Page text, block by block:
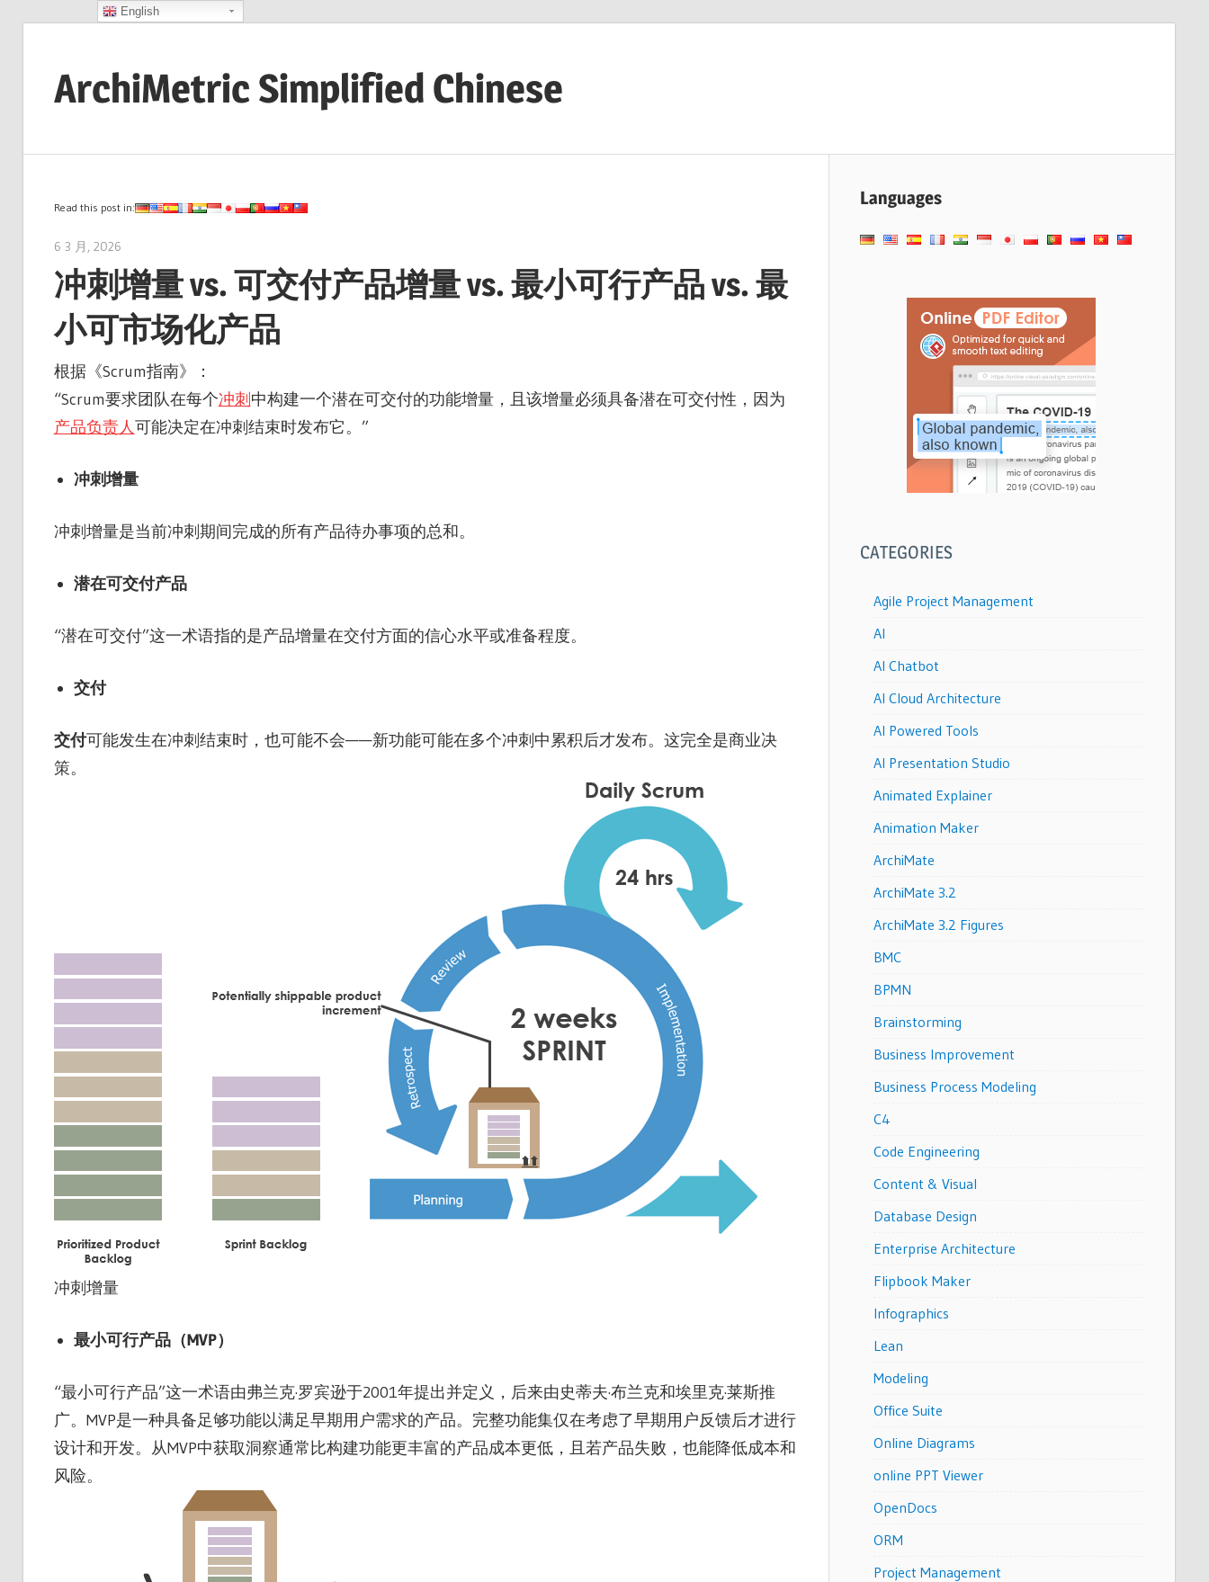
contentArchiMetric Simplified Chinese
Dev
Scrum,
More
Read this post in:
6 3 月, 2026
冲刺增量 vs. 可交付产品增量 vs. 最小可行产品 vs. 最
小可市场化产品
根据《Scrum指南》：
“Scrum要求团队在每个冲刺 中构建一个潜在可交付的功能增量，且该增量必须具备潜在可交付性，因为
产品负责人可能决定在冲刺结束时发布它。”
冲刺增量
冲刺增量是当前冲刺期间完成的所有产品待办事项的总和。
潜在可交付产品
“潜在可交付”这一术语指的是产品增量在交付方面的信心水平或准备程度。
交付
交付可能发生在冲刺结束时，也可能不会——新功能可能在多个冲刺中累积后才发布。这完全是商业决
策。
冲刺增量
最小可行产品（MVP）
“最小可行产品”这一术语由弗兰克·罗宾逊于2001年提出并定义，后来由史蒂夫·布兰克和埃里克·莱斯推
广。MVP是一种具备足够功能以满足早期用户需求的产品。完整功能集仅在考虑了早期用户反馈后才进行
设计和开发。从MVP中获取洞察通常比构建功能更丰富的产品成本更低，且若产品失败，也能降低成本和
风险。
Languages
CATEGORIES
Agile Project Management
AI
AI Chatbot
AI Cloud Architecture
AI Powered Tools
AI Presentation Studio
Animated Explainer
Animation Maker
ArchiMate
ArchiMate 3.2
ArchiMate 3.2 Figures
BMC
BPMN
Brainstorming
Business Improvement
Business Process Modeling
C4
Code Engineering
Content & Visual
Database Design
Enterprise Architecture
Flipbook Maker
Infographics
Lean
Modeling
Office Suite
Online Diagrams
online PPT Viewer
OpenDocs
ORM
Project Management
English